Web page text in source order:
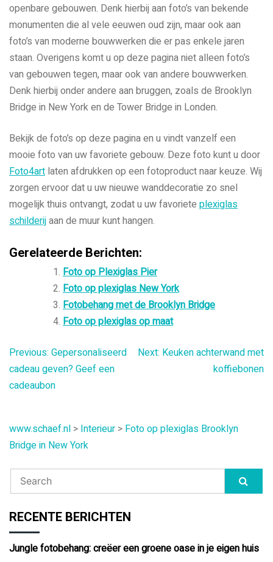
openbare gebouwen. Denk hierbij aan foto’s van bekende
monumenten die al vele eeuwen oud zijn, maar ook aan
foto’s van moderne bouwwerken die er pas enkele jaren
staan. Overigens komt u op deze pagina niet alleen foto’s
van gebouwen tegen, maar ook van andere bouwwerken.
Denk hierbij onder andere aan bruggen, zoals de Brooklyn
Bridge in New York en de Tower Bridge in Londen.
Bekijk de foto’s op deze pagina en u vindt vanzelf een
mooie foto van uw favoriete gebouw. Deze foto kunt u door
Foto4art laten afdrukken op een fotoproduct naar keuze. Wij
zorgen ervoor dat u uw nieuwe wanddecoratie zo snel
mogelijk thuis ontvangt, zodat u uw favoriete plexiglas
schilderijaan de muur kunt hangen.
Gerelateerde Berichten:
Foto op Plexiglas Pier
Foto op plexiglas New York
Fotobehang met de Brooklyn Bridge
Foto op plexiglas op maat
Bericht
navigatie
Previous: Gepersonaliseerd
cadeau geven? Geef een
cadeaubon
Next: Keuken achterwand met
koffiebonen
www.schaef.nl > Interieur > Foto op plexiglas Brooklyn
Bridge in New York
RECENTE BERICHTEN
Jungle fotobehang: creëer een groene oase in je eigen huis